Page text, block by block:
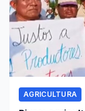
AGRICULTURA